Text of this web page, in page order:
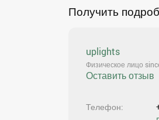
Получить
uplights
Физическое лицо
Оставить отзыв
Телефон